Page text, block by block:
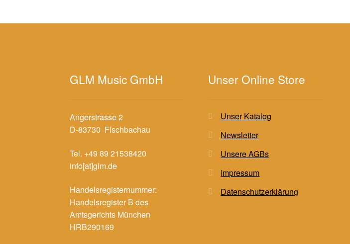
GLM Music GmbH
Angerstrasse 2
D-83730 Fischbachau
Tel. +49 89 21538420
info[at]glm.de
Handelsregisternummer:
Handelsregister B des
Amtsgerichts München
HRB290169
Unser Online Store
Unser Katalog
Newsletter
Unsere AGBs
Impressum
Datenschutzerklärung